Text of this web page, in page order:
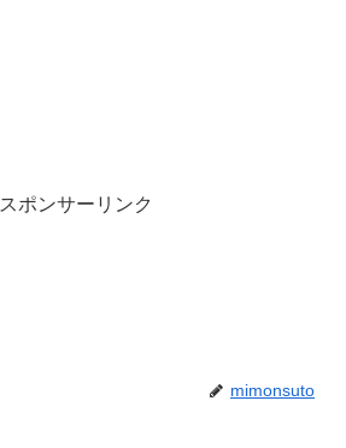
スポンサーリンク
mimonsuto